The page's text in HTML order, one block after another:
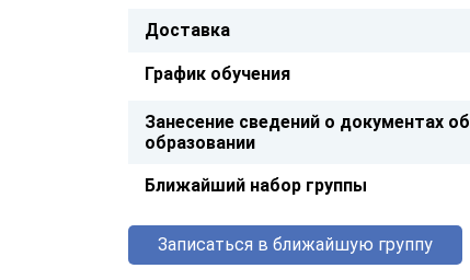
Доставка
График обучения
Занесение сведений о документах об
образовании
Ближайший набор группы
Записаться в ближайшую группу